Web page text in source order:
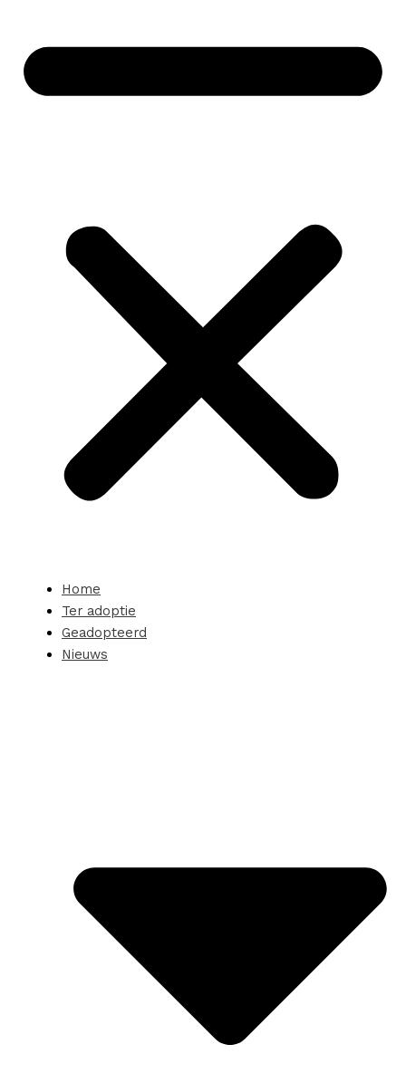
Home
Ter adoptie
Geadopteerd
Nieuws